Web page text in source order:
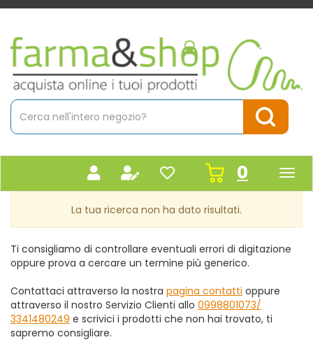
Passa
contenuto
principale
Farmacia
Massaro
Cerca
Prodotto
Cerca
0inseriti
La tua ricerca non ha dato risultati.
Ti consigliamo di controllare eventuali errori di digitazione
oppure prova a cercare un termine più generico.
Contattaci attraverso la nostra pagina contatti oppure
attraverso il nostro Servizio Clienti allo 0998801073/
3341480249 e scrivici i prodotti che non hai trovato, ti
sapremo consigliare.